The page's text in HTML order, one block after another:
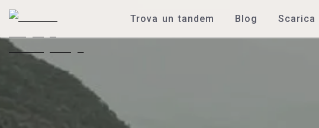
Trova un tandem Blog Scarica